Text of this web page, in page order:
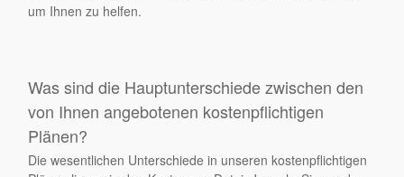
um Ihnen zu helfen.
Was sind die Hauptunterschiede zwischen den
von Ihnen angebotenen kostenpflichtigen
Plänen?
Die wesentlichen Unterschiede in unseren kostenpflichtigen